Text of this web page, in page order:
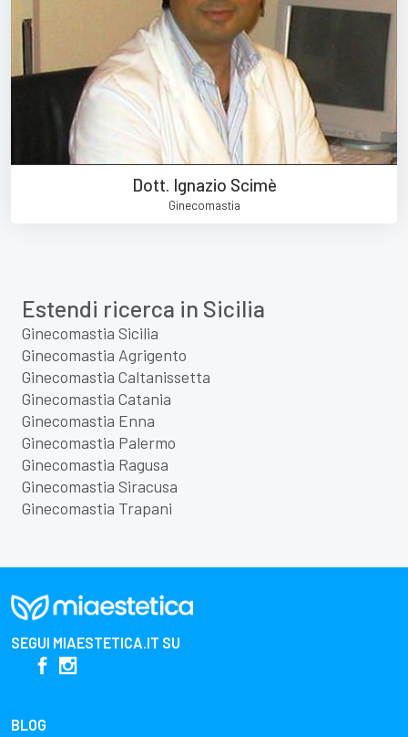
Dott. Ignazio Scimè
Ginecomastia
Estendi ricerca in Sicilia
Ginecomastia Sicilia
Ginecomastia Agrigento
Ginecomastia Caltanissetta
Ginecomastia Catania
Ginecomastia Enna
Ginecomastia Palermo
Ginecomastia Ragusa
Ginecomastia Siracusa
Ginecomastia Trapani
SEGUI MIAESTETICA.IT SU
BLOG